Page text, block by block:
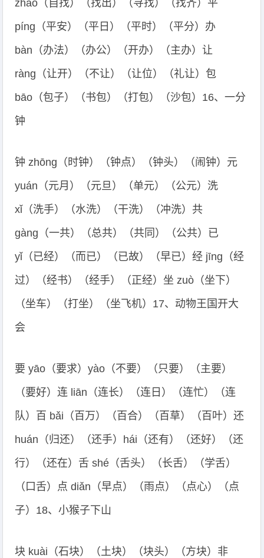
zhǎo（自找）（找出）（寻找）（找齐）平
píng（平安）（平日）（平时）（平分）办
bàn（办法）（办公）（开办）（主办）让
ràng（让开）（不让）（让位）（礼让）包
bāo（包子）（书包）（打包）（沙包）16、一分
钟
钟 zhōng（时钟）（钟点）（钟头）（闹钟）元
yuán（元月）（元旦）（单元）（公元）洗
xǐ（洗手）（水洗）（干洗）（冲洗）共
gàng（一共）（总共）（共同）（公共）已
yǐ（已经）（而已）（已故）（早已）经 jīng（经
过）（经书）（经手）（正经）坐 zuò（坐下）
（坐车）（打坐）（坐飞机）17、动物王国开大
会
要 yāo（要求）yào（不要）（只要）（主要）
（要好）连 liān（连长）（连日）（连忙）（连
队）百 bǎi（百万）（百合）（百草）（百叶）还
huán（归还）（还手）hái（还有）（还好）（还
行）（还在）舌 shé（舌头）（长舌）（学舌）
（口舌）点 diǎn（早点）（雨点）（点心）（点
子）18、小猴子下山
块 kuài（石块）（土块）（块头）（方块）非